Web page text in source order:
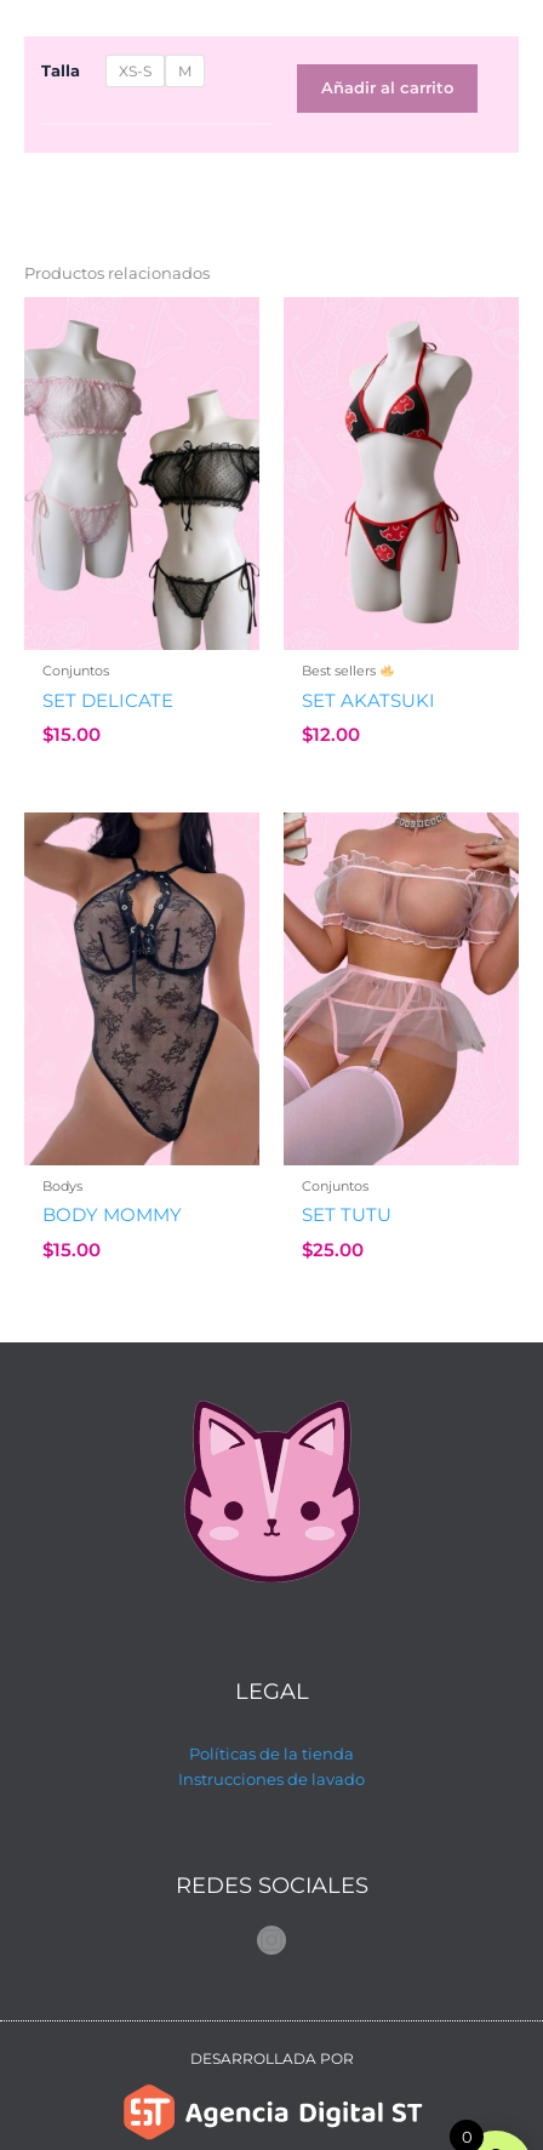
Talla XS-S M
Babydoll
Kohai
cantidad
Añadir al carrito
Productos relacionados
Conjuntos
SET DELICATE
$15.00
Best sellers
SET AKATSUKI
$12.00
Bodys
BODY MOMMY
$15.00
Conjuntos
SET TUTU
$25.00
LEGAL
Políticas de la tienda
Instrucciones de lavado
REDES SOCIALES
Instagram
DESARROLLADA POR
0